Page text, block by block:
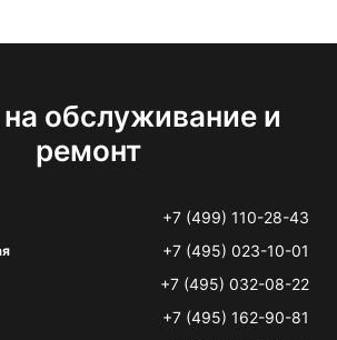
обслуживание и
ремонт
+7 (499) 110-28-43
+7 (495) 023-10-01
+7 (495) 032-08-22
+7 (495) 162-90-81